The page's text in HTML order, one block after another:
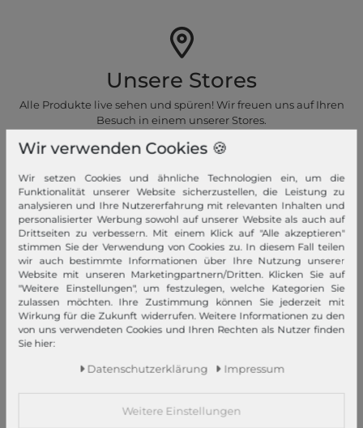
Unsere Stores
Alle Produkte live sehen und spüren! Wir freuen uns auf Ihren
Besuch in einem unserer Stores.
Jetzt ansehen!
Schneller Versand!
Wir versenden Ihre Bestellung schnell per Premiumversand.
Mehr dazu!
Ihre Vorteile
Wir verwenden Cookies 🍪
Wir setzen Cookies und ähnliche Technologien ein, um die
Funktionalität unserer Website sicherzustellen, die Leistung zu
analysieren und Ihre Nutzererfahrung mit relevanten Inhalten und
personalisierter Werbung sowohl auf unserer Website als auch auf
Drittseiten zu verbessern. Mit einem Klick auf "Alle akzeptieren"
stimmen Sie der Verwendung von Cookies zu. In diesem Fall teilen
wir auch bestimmte Informationen über Ihre Nutzung unserer
Website mit unseren Marketingpartnern/Dritten. Klicken Sie auf
"Weitere Einstellungen", um festzulegen, welche Kategorien Sie
zulassen möchten. Ihre Zustimmung können Sie jederzeit mit
Wirkung für die Zukunft widerrufen. Weitere Informationen zu den
von uns verwendeten Cookies und Ihren Rechten als Nutzer finden
Sie hier:
Daten­schutz­erklärung Impressum
Weitere Einstellungen